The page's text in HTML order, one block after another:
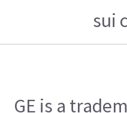
sui
GE is a